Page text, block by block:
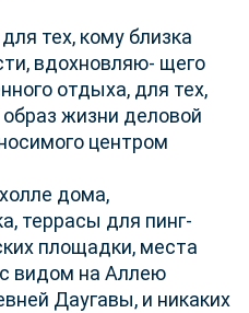
тех, кому близка
вдохновляю- щего
отдыха, для тех,
жизни деловой
центром
дома,
террасы для пинг-
площадки, места
видом на Аллею
Даугавы, и никаких